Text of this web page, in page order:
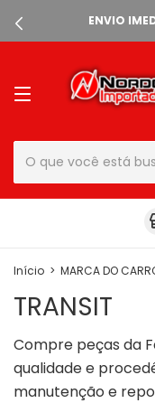
ENVIO
Início > MARCA DO
TRANSIT
Compre peças da
qualidade e
manutenção e